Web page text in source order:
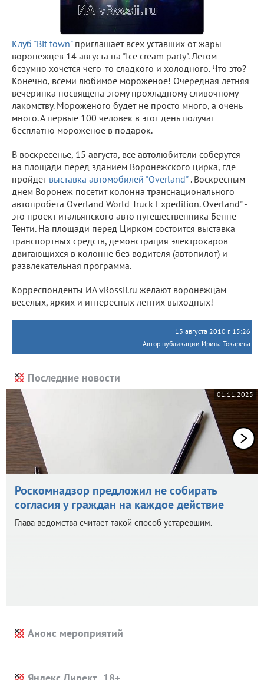
Клуб "Bit town"приглашает всех уставших от жары
воронежцев 14 августа на "Ice cream party". Летом
безумно хочется чего-то сладкого и холодного. Что это?
Конечно, всеми любимое мороженое! Очередная летняя
вечеринка посвящена этому прохладному сливочному
лакомству. Мороженого будет не просто много, а очень
много. А первые 100 человек в этот день получат
бесплатно мороженое в подарок.
В воскресенье, 15 августа, все автолюбители соберутся
на площади перед зданием Воронежского цирка, где
пройдет выставка автомобилей "Overland". Воскресным
днем Воронеж посетит колонна транснационального
автопробега Overland World Truck Expedition. Overland" -
это проект итальянского авто путешественника Беппе
Тенти. На площади перед Цирком состоится выставка
транспортных средств, демонстрация электрокаров
двигающихся в колонне без водителя (автопилот) и
развлекательная программа.
Корреспонденты ИА vRossii.ru желают воронежцам
веселых, ярких и интересных летних выходных!
13 августа 2010 г. 15:26
Автор публикации Ирина Токарева
Последние новости
01.11.2025
Роскомнадзор предложил не собирать
согласия у граждан на каждое действие
Глава ведомства считает такой способ устаревшим.
Анонс мероприятий